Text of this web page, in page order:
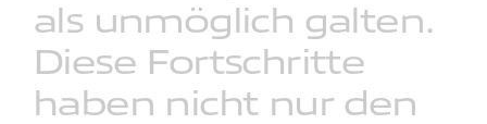
als unmöglich galten.
Diese Fortschritte
haben nicht nur den